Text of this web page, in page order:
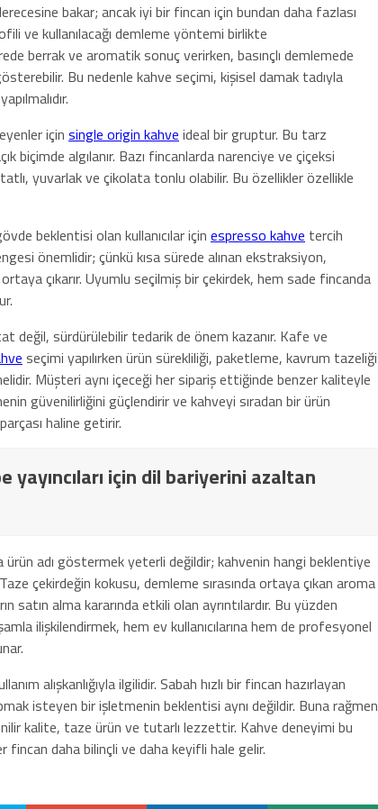
bakar; ancak iyi bir fincan için bundan daha fazlası
ve kullanılacağı demleme yöntemi birlikte
berrak ve aromatik sonuç verirken, basınçlı demlemede
Bu nedenle kahve seçimi, kişisel damak tadıyla
için single origin kahve ideal bir gruptur. Bu tarz
biçimde algılanır. Bazı fincanlarda narenciye ve çiçeksi
tatlı, yuvarlak ve çikolata tonlu olabilir. Bu özellikler özellikle
beklentisi olan kullanıcılar için espresso kahve tercih
önemlidir; çünkü kısa sürede alınan ekstraksiyon,
çıkarır. Uyumlu seçilmiş bir çekirdek, hem sade fincanda
değil, sürdürülebilir tedarik de önem kazanır. Kafe ve
seçimi yapılırken ürün sürekliliği, paketleme, kavrum tazeliği
Müşteri aynı içeceği her sipariş ettiğinde benzer kaliteyle
güvenilirliğini güçlendirir ve kahveyi sıradan bir ürün
haline getirir.
yayıncıları için dil bariyerini azaltan
ürün adı göstermek yeterli değildir; kahvenin hangi beklentiye
çekirdeğin kokusu, demleme sırasında ortaya çıkan aroma
satın alma kararında etkili olan ayrıntılardır. Bu yüzden
ilişkilendirmek, hem ev kullanıcılarına hem de profesyonel
alışkanlığıyla ilgilidir. Sabah hızlı bir fincan hazırlayan
isteyen bir işletmenin beklentisi aynı değildir. Buna rağmen
kalite, taze ürün ve tutarlı lezzettir. Kahve deneyimi bu
fincan daha bilinçli ve daha keyifli hale gelir.